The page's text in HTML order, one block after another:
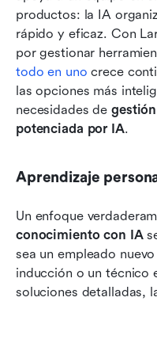
productos: la IA
rápido y eficaz. Con
por gestionar
todo en uno crece
las opciones más
necesidades de
potenciada por IA.
Aprendizaje
Un enfoque
conocimiento con IA
sea un empleado
inducción o un técnico